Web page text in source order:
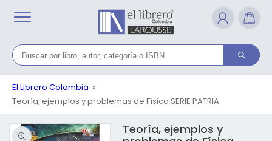
directamente
al contenido
El Librero Colombia
Teoría, ejemplos y problemas de Física SERIE PATRIA
Ir directamente a la
información del
Teoría, ejemplos y